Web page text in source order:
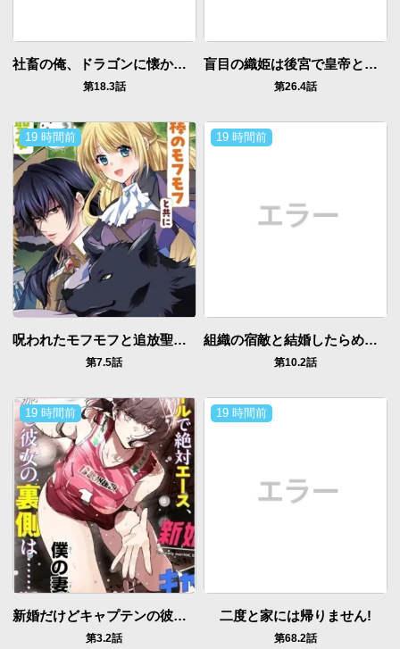
社畜の俺、ドラゴンに懐かれたのでペット配信を始めます～チビッ子ドラゴンとモンスター牧場ライフ～
第18.3話
盲目の織姫は後宮で皇帝との恋を紡ぐ
第26.4話
19 時間前
呪われたモフモフと追放聖女のもぐもぐ辺境暮らし
第7.5話
19 時間前
組織の宿敵と結婚したらめちゃ甘い
第10.2話
19 時間前
新婚だけどキャプテンの彼女とはまだヤれない
第3.2話
19 時間前
二度と家には帰りません!
第68.2話